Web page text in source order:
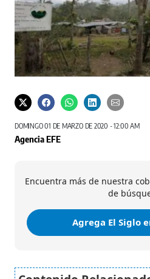
DOMINGO 01 DE MARZO DE 2020 - 12:00 AM
Agencia EFE
Encuentra más de nuestra
de
Agrega El Siglo